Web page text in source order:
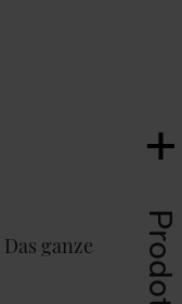
Prodotti
Das ganze